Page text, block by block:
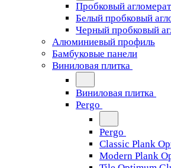
Пробковый агломерат
Белый пробковый
Черный пробковый
Алюминиевый профиль
Бамбуковые панели
Виниловая плитка
Виниловая плитка
Pergo
Pergo
Classic Plank
Modern Plank